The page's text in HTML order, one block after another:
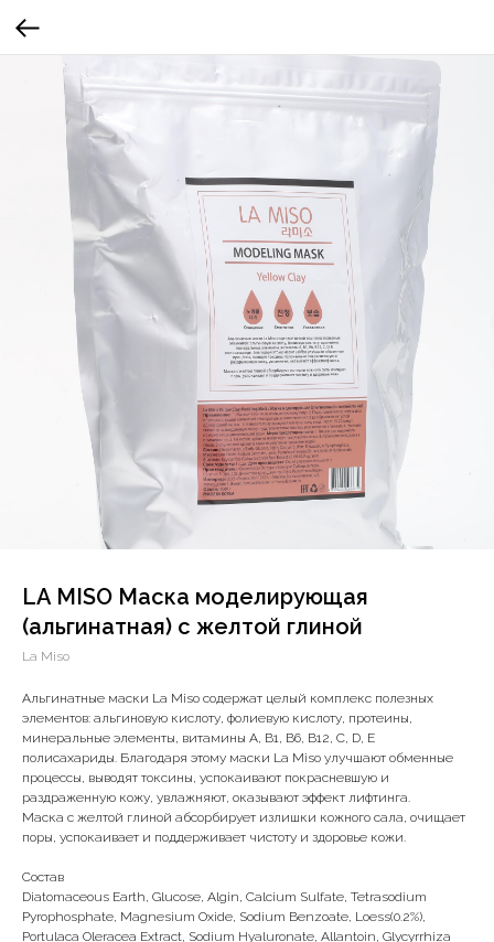
LA MISO Маска моделирующая
(альгинатная) с желтой глиной
La Miso
Альгинатные маски La Miso содержат целый комплекс полезных
элементов: альгиновую кислоту, фолиевую кислоту, протеины,
минеральные элементы, витамины A, B1, B6, B12, C, D, E
полисахариды. Благодаря этому маски La Miso улучшают обменные
процессы, выводят токсины, успокаивают покрасневшую и
раздраженную кожу, увлажняют, оказывают эффект лифтинга.
Маска с желтой глиной абсорбирует излишки кожного сала, очищает
поры, успокаивает и поддерживает чистоту и здоровье кожи.
Состав
Diatomaceous Earth, Glucose, Algin, Calcium Sulfate, Tetrasodium
Pyrophosphate, Magnesium Oxide, Sodium Benzoate, Loess(0.2%),
Portulaca Oleracea Extract, Sodium Hyaluronate, Allantoin, Glycyrrhiza